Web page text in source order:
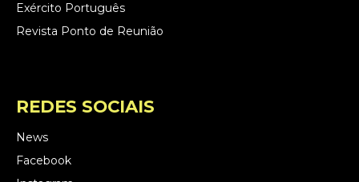
Exército Português
Revista Ponto de Reunião
REDES SOCIAIS
News
Facebook